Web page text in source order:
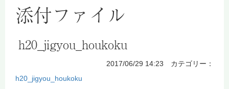
添付ファイル
h20_jigyou_houkoku
2017/06/29 14:23 カテゴリー：
h20_jigyou_houkoku